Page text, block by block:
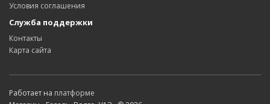
Условия соглашения
Служба поддержки
Контакты
Карта сайта
Работает на платформе